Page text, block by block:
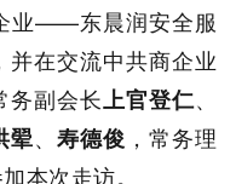
业——东晨润安全服
并在交流中共商企业
务副会长上官登仁、
翚、寿德俊 ，常务理
本次走访。